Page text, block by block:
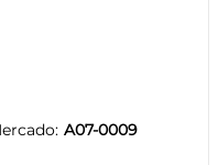
A07-0009